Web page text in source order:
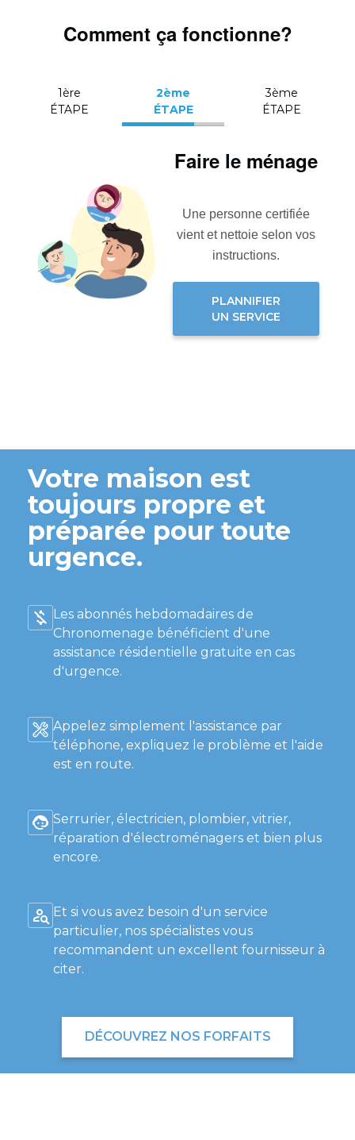
Comment ça fonctionne?
1ère
ÉTAPE
2ème
ÉTAPE
3ème
ÉTAPE
Faire le ménage
Une personne certifiée
vient et nettoie selon vos
instructions.
PLANNIFIER
UN SERVICE
Votre maison est
toujours propre et
préparée pour toute
urgence.
Les abonnés hebdomadaires de
Chronomenage bénéficient d'une
assistance résidentielle gratuite en cas
d'urgence.
Appelez simplement l'assistance par
téléphone, expliquez le problème et l'aide
est en route.
Serrurier, électricien, plombier, vitrier,
réparation d'électroménagers et bien plus
encore.
Et si vous avez besoin d'un service
particulier, nos spécialistes vous
recommandent un excellent fournisseur à
citer.
DÉCOUVREZ NOS FORFAITS